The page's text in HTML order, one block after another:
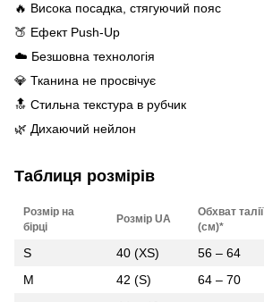
🔥 Висока посадка, стягуючий пояс
🍑 Ефект Push-Up
☁️ Безшовна технологія
💎 Тканина не просвічує
🔝 Стильна текстура в рубчик
🌿 Дихаючий нейлон
Таблиця розмірів
Розмір на
бірці
Розмір UA
Обхват талії
(см)*
S 40 (XS) 56 – 64
M
42 (S) 64 – 70